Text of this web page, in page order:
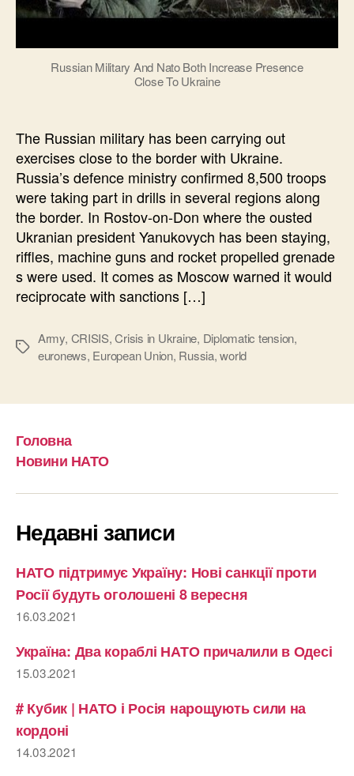
Russian Military And Nato Both Increase Presence
Close To Ukraine
The Russian military has been carrying out
exercises close to the border with Ukraine.
Russia’s defence ministry confirmed 8,500 troops
were taking part in drills in several regions along
the border. In Rostov-on-Don where the ousted
Ukranian president Yanukovych has been staying,
riffles, machine guns and rocket propelled grenade
s were used. It comes as Moscow warned it would
reciprocate with sanctions […]
Позначки
Army, CRISIS,Crisis in Ukraine, Diplomatic tension,
euronews, European Union, Russia,world
Головна
Новини НАТО
Недавні записи
НАТО підтримує Україну: Нові санкції проти
Росії будуть оголошені 8 вересня
16.03.2021
Україна: Два кораблі НАТО причалили в Одесі
15.03.2021
# Кубик | НАТО і Росія нарощують сили на
кордоні
14.03.2021